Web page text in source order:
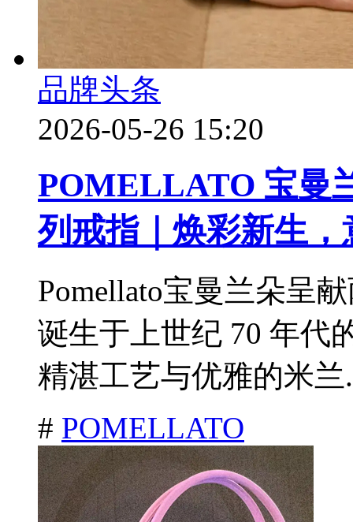
品牌头条
2026-05-26 15:20
POMELLATO 宝曼
列戒指｜焕彩新生，
Pomellato宝曼兰朵呈
诞生于上世纪 70 年代
精湛工艺与优雅的米兰
# POMELLATO